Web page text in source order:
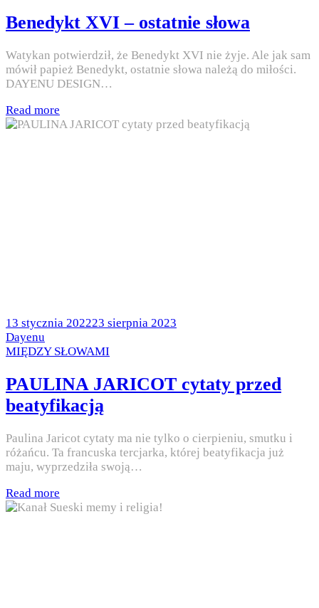
Benedykt XVI – ostatnie słowa
Watykan potwierdził, że Benedykt XVI nie żyje. Ale jak sam
mówił papież Benedykt, ostatnie słowa należą do miłości.
DAYENU DESIGN…
Read more
Posted
on
13 stycznia 202223 sierpnia 2023
by
Dayenu
Posted
MIĘDZY SŁOWAMI
PAULINA JARICOT cytaty przed
beatyfikacją
Paulina Jaricot cytaty ma nie tylko o cierpieniu, smutku i
różańcu. Ta francuska tercjarka, której beatyfikacja już
maju, wyprzedziła swoją…
Read more